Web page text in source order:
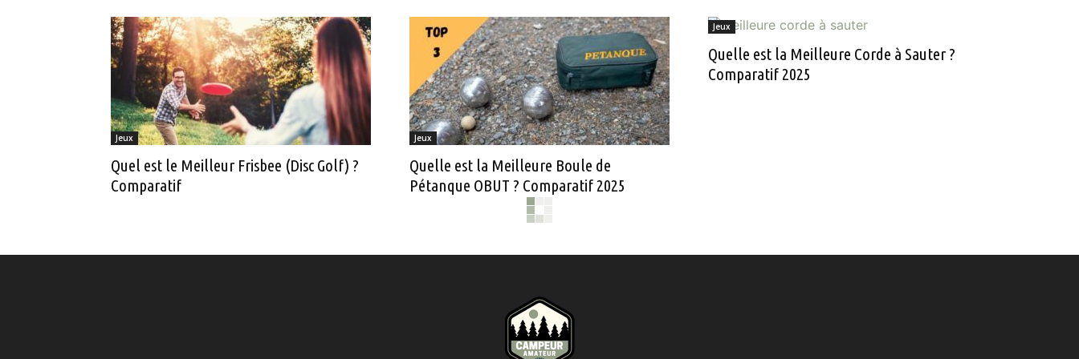
Jeux
Quel est le Meilleur Frisbee (Disc Golf) ?
Comparatif
Jeux
Quelle est la Meilleure Boule de
Pétanque OBUT ? Comparatif 2025
Jeux
Quelle est la Meilleure Corde à Sauter ?
Comparatif 2025